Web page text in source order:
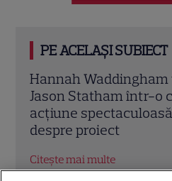
PE ACELAȘI SUBIECT
Cu urechea la muzica
elegant „Tuner”
banal într-un